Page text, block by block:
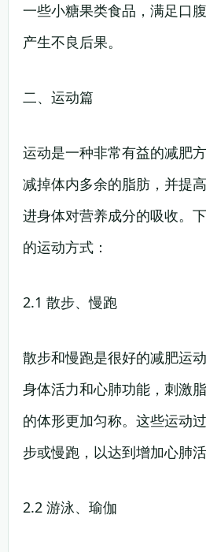
一些小糖果类食品，满足口
产生不良后果。
二、运动篇
运动是一种非常有益的减肥
减掉体内多余的脂肪，并提
进身体对营养成分的吸收。
的运动方式：
2.1 散步、慢跑
散步和慢跑是很好的减肥运
身体活力和心肺功能，刺激
的体形更加匀称。这些运动
步或慢跑，以达到增加心肺活
2.2 游泳、瑜伽